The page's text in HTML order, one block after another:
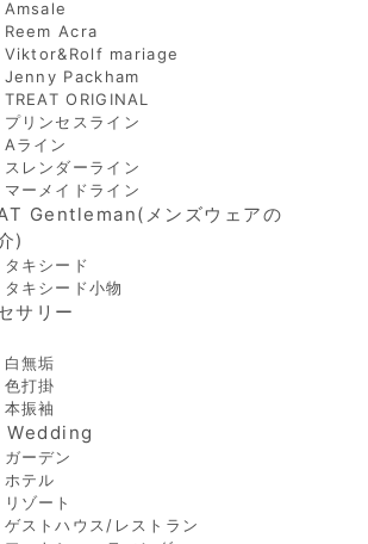
Amsale
Reem Acra
Viktor&Rolf mariage
Jenny Packham
TREAT ORIGINAL
プリンセスライン
Aライン
スレンダーライン
マーメイドライン
Gentleman(メンズウェアの
)
タキシード
タキシード小物
サリー
白無垢
色打掛
本振袖
Wedding
ガーデン
ホテル
リゾート
ゲストハウス/レストラン